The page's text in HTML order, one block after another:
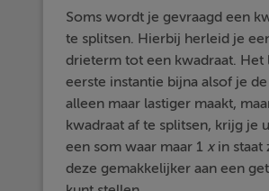
Soms wordt je gevraagd een
te splitsen. Hierbij herleid je
drieterm tot een kwadraat. Het
eerste instantie bijna alsof je
alleen maar lastiger maakt,
kwadraat af te splitsen, krijg je
een som waar maar 1 xin staat
deze gemakkelijker aan een